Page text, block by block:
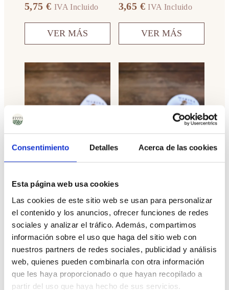
Consentimiento Detalles Acerca de las cookies
Esta página web usa cookies
Las cookies de este sitio web se usan para personalizar
el contenido y los anuncios, ofrecer funciones de redes
sociales y analizar el tráfico. Además, compartimos
información sobre el uso que haga del sitio web con
nuestros partners de redes sociales, publicidad y análisis
web, quienes pueden combinarla con otra información
que les haya proporcionado o que hayan recopilado a
partir del uso que haya hecho de sus servicios.
5,75 € IVA Incluido
VER MÁS
3,65 € IVA Incluido
VER MÁS
producto
Semillas Apícolas para
VER MÁS
Semillas Florales para
VER MÁS